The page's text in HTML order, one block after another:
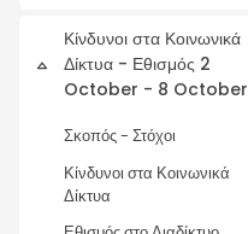
Collapse
Κίνδυνοι στα Κοινωνικά
Δίκτυα - Εθισμός 2
October - 8 October
Σκοπός - Στόχοι
Κίνδυνοι στα Κοινωνικά
Δίκτυα